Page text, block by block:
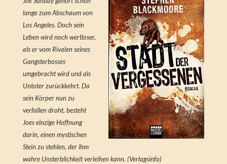
lange zum Abschaum von
Los Angeles. Doch sein
Leben wird noch wertloser,
als er vom Rivalen seines
Gangsterbosses
umgebracht wird und als
Untoter zurückkehrt. Da
sein Körper nun zu
verfallen droht, besteht
Joes einzige Hoffnung
darin, einen mystischen
Stein zu stehlen, der ihm
wahre Unsterblichkeit verleihen kann. (Verlagsinfo)